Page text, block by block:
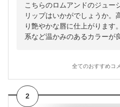
こちらのロムアンドのジュー
リップはいかがでしょうか。
り艶やかな唇に仕上がります
系など温かみのあるカラーが
全てのおすすめコ
2